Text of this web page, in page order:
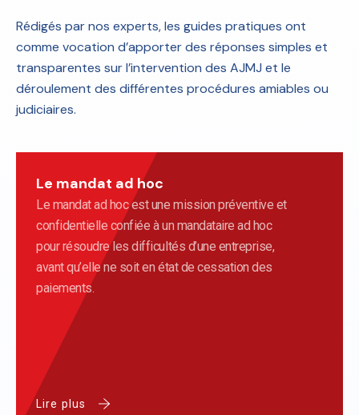
Rédigés par nos experts, les guides pratiques ont
comme vocation d’apporter des réponses simples et
transparentes sur l’intervention des AJMJ et le
déroulement des différentes procédures amiables ou
judiciaires.
Le mandat ad hoc
Le mandat ad hoc est une mission préventive et
confidentielle confiée à un mandataire ad hoc
pour résoudre les difficultés d’une entreprise,
avant qu’elle ne soit en état de cessation des
paiements.
Lire plus